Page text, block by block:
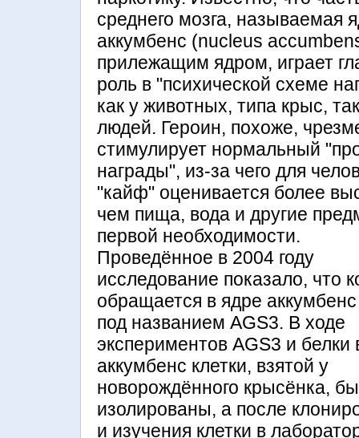
среднего мозга, называемая
аккумбенс (nucleus
прилежащим ядром, играет
роль в "психической схеме
как у животных, типа крыс,
людей. Героин, похоже,
стимулирует нормальный
награды", из-за чего для
"кайф" оценивается более
чем пища, вода и другие
первой необходимости.
Проведённое в 2004 году
исследование показало, что
обращается в ядре аккумбенс
под названием AGS3. В ходе
экспериментов AGS3 и белки
аккумбенс клетки, взятой у
новорождённого крысёнка,
изолированы, а после
и изучения клетки в